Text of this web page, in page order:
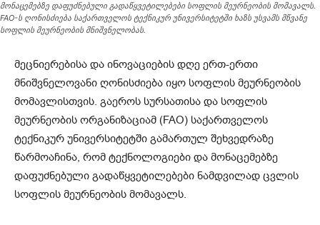
მონაცემებზე დაფუძნებული გადაწყვეტილებები სოფლის მეურნეობის მომავალს.
FAO-ს ღონისძიება საქართველოს ტექნიკურ უნივერსიტეტში ხაზს უსვამს მწვანე
სოფლის მეურნეობის მნიშვნელობას.
მეცნიერებისა და ინოვაციების დღე ერთ-ერთი
მნიშვნელოვანი ღონისძიება იყო სოფლის მეურნეობის
მომავლისთვის. გაეროს სურსათისა და სოფლის
მეურნეობის ორგანიზაციამ (FAO) საქართველოს
ტექნიკურ უნივერსიტეტში გამართულ შეხვედრაზე
წარმოაჩინა, რომ ტექნოლოგიები და მონაცემებზე
დაფუძნებული გადაწყვეტილებები ნამდვილად ცვლის
სოფლის მეურნეობის მომავალს.